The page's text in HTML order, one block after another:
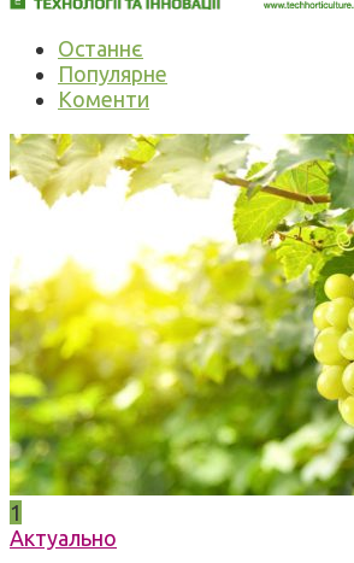
Останнє
Популярне
Коменти
1
Актуально